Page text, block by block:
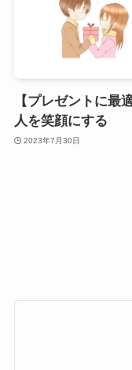
【プレゼントに最
人を笑顔にする
2023年7月30日